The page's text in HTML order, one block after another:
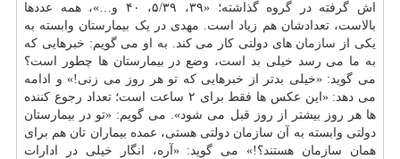
اش گرفته در گروه گذاشته؛ «۳۹، ۵/۳۹، ۴۰ و…»، همه عددها
بالاست، تعدادشان هم زیاد است. مهدی در یک بیمارستان وابسته به
یکی از سازمان های دولتی کار می کند. به او می گویم: خبرهایی که
به ما می رسد خیلی بد است، وضع در بیمارستان ها چطور است؟
می گوید: «خیلی بدتر از خبرهایی که تو هر روز می زنی!» و ادامه
می دهد: «این عکس ها فقط برای ۲ ساعت است؛ تعداد رجوع کننده
ها هر روز بیشتر از روز قبل می شود». می گویم: «تو در بیمارستان
دولتی وابسته به آن سازمان دولتی هستی، عمده بیماران تان هم برای
همان سازمان هستند؟!» می گوید: «آره، انگار خیلی در ادارات